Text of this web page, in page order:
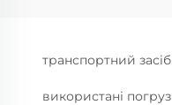
транспортний
використані